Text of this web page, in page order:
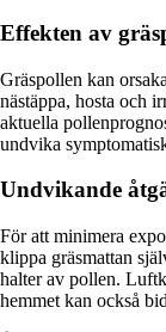
Effekten av
Gräspollen kan
nästäppa, hosta och
aktuella
undvika
Undvikande
För att minimera
klippa gräsmattan
halter av pollen.
hemmet kan också